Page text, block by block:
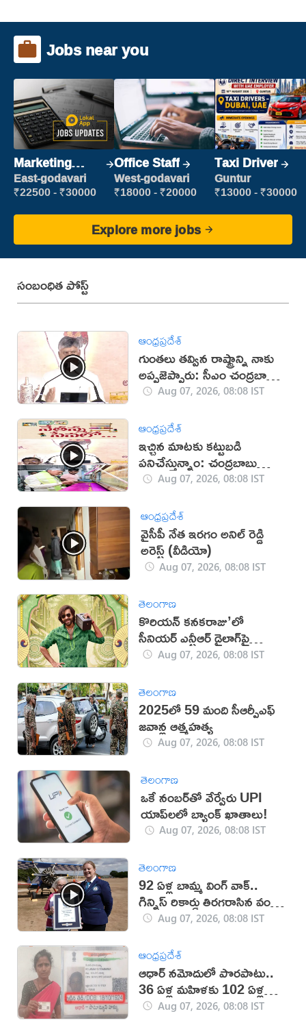
Jobs near you
Marketing
Executive
East-godavari
₹22500 - ₹30000
Office Staff
West-godavari
₹18000 - ₹20000
Taxi Driver
Guntur
₹13000 - ₹30000
Explore more jobs
సంబంధిత పోస్ట్
ఆంధ్రప్రదేశ్
గుంతలు తవ్విన రాష్ట్రాన్ని నాకు
అప్పజెప్పారు: సీఎం చంద్రబాబు
(వీడియో)
Aug 07, 2026, 08:08 IST
ఆంధ్రప్రదేశ్
ఇచ్చిన మాటకు కట్టుబడి
పనిచేస్తున్నాం: చంద్రబాబు
(వీడియో)
Aug 07, 2026, 08:08 IST
ఆంధ్రప్రదేశ్
వైసీపీ నేత ఇరగం అనిల్ రెడ్డి
అరెస్ట్ (వీడియో)
Aug 07, 2026, 08:08 IST
తెలంగాణ
కొరియన్ కనకరాజు’లో
సీనియర్ ఎన్టీఆర్ డైలాగ్‌పై
వివాదం!
Aug 07, 2026, 08:08 IST
తెలంగాణ
2025లో 59 మంది సీఆర్పీఎఫ్
జ‌వాన్ల ఆత్మ‌హ‌త్య
Aug 07, 2026, 08:08 IST
తెలంగాణ
ఒకే నంబర్‌తో వేర్వేరు UPI
యాప్‌లలో బ్యాంక్ ఖాతాలు!
Aug 07, 2026, 08:08 IST
తెలంగాణ
92 ఏళ్ల బామ్మ వింగ్ వాక్..
గిన్నిస్ రికార్డు తిరగరాసిన వండర్
ఉమెన్Aug 07, 2026, 08:08 IST
ఆంధ్రప్రదేశ్
ఆధార్‌ నమోదులో పొరపాటు..
36 ఏళ్ల మహిళకు 102 ఏళ్ల
వయసు!
Aug 07, 2026, 08:08 IST